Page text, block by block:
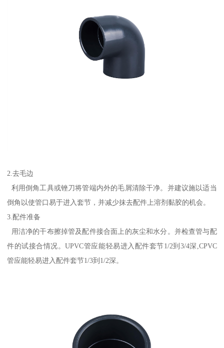
2.去毛边
利用倒角工具或锉刀将管端内外的毛屑清除干净。并建议施以适当
倒角以使管口易于进入套节，并减少抹去配件上溶剂黏胶的机会。
3.配件准备
用洁净的干布擦掉管及配件接合面上的灰尘和水分。并检查管与配
件的试接合情况。UPVC管应能轻易进入配件套节1/2到3/4深,CPVC
管应能轻易进入配件套节1/3到1/2深。